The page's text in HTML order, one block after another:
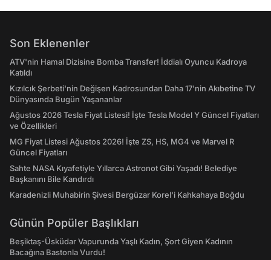
Son Eklenenler
ATV'nin Hamal Dizisine Bomba Transfer! İddialı Oyuncu Kadroya
Katıldı
Kızılcık Şerbeti'nin Değişen Kadrosundan Daha 17'nin Akıbetine TV
Dünyasında Bugün Yaşananlar
Ağustos 2026 Tesla Fiyat Listesi! İşte Tesla Model Y Güncel Fiyatları
ve Özellikleri
MG Fiyat Listesi Ağustos 2026! İşte ZS, HS, MG4 ve Marvel R
Güncel Fiyatları
Sahte NASA Kıyafetiyle Yıllarca Astronot Gibi Yaşadı! Belediye
Başkanını Bile Kandırdı
Karadenizli Muhabirin Şivesi Bergüzar Korel'i Kahkahaya Boğdu
Günün Popüler Başlıkları
Beşiktaş-Üsküdar Vapurunda Yaşlı Kadın, Şort Giyen Kadının
Bacağına Bastonla Vurdu!